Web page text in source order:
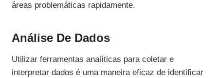
áreas problemáticas rapidamente.
Análise De Dados
Utilizar ferramentas analíticas para coletar e
interpretar dados é uma maneira eficaz de identificar